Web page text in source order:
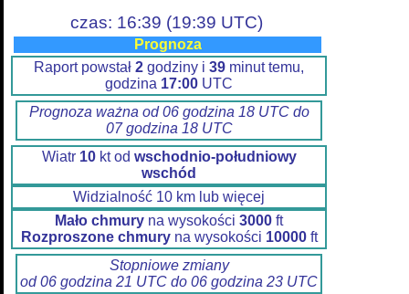
czas: 16:39 (19:39 UTC)
Prognoza
Raport powstał 2 godziny i 39 minut temu,
godzina 17:00 UTC
Prognoza ważna od 06 godzina 18 UTC do
07 godzina 18 UTC
Wiatr 10kt od wschodnio-południowy
wschód
Widzialność 10 km lub więcej
Mało chmury na wysokości 3000 ft
Rozproszone chmuryna wysokości 10000ft
Stopniowe zmiany
od 06 godzina 21 UTC do 06 godzina 23 UTC